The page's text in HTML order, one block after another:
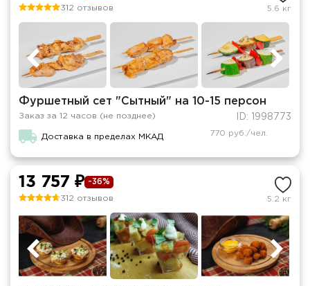
312 отзывов 5.6 кг
Фуршетный сет "Сытный" на 10-15 персон
Заказ за 12 часов (не позднее) ID: 1998773
Доставка в пределах МКАД 770 руб./чел.
13 757 ₽ -36%
312 отзывов 5.2 кг